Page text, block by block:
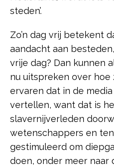
steden’.
Zo’n dag vrij betekent
aandacht aan
vrije dag? Dan kunnen
nu uitspreken over hoe
ervaren dat in de
vertellen, want dat is
slavernijverleden
wetenschappers en
gestimuleerd om
doen, onder meer naar